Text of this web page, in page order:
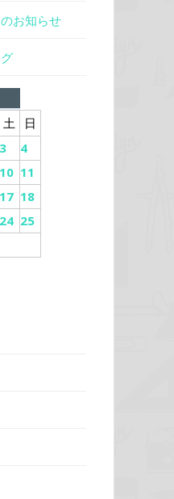
お知らせ
土
日
3
4
10 11
17 18
24 25